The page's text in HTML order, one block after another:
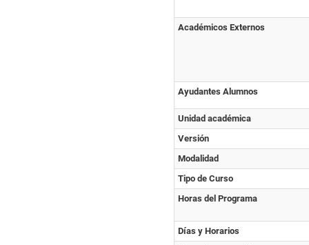
Académicos Externos
Ayudantes Alumnos
Unidad académica
Versión
Modalidad
Tipo de Curso
Horas del Programa
Días y Horarios